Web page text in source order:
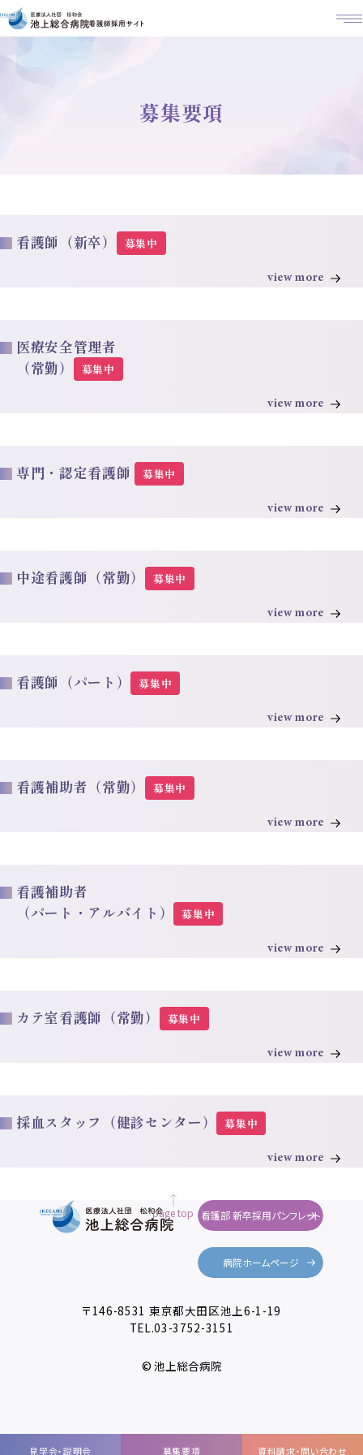
見学会・説明会 募集要項 資料請求・問い合わせ
募集要項
看護師（新卒） 募集中
view more
医療安全管理者
（常勤）
募集中
view more
専門・認定看護師 募集中
view more
中途看護師（常勤） 募集中
view more
看護師（パート） 募集中
view more
看護補助者（常勤） 募集中
view more
看護補助者
（パート・アルバイト）
募集中
view more
カテ室看護師（常勤） 募集中
view more
採血スタッフ（健診センター） 募集中
view more
page top
〒146-8531 東京都大田区池上6-1-19
TEL.03-3752-3151
看護部 新卒採用パンフレット
病院ホームページ
© 池上総合病院